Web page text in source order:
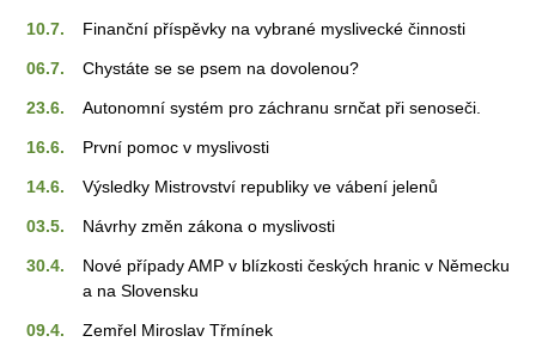
10.7. Finanční příspěvky na vybrané myslivecké činnosti
06.7. Chystáte se se psem na dovolenou?
23.6. Autonomní systém pro záchranu srnčat při senoseči.
16.6. První pomoc v myslivosti
14.6. Výsledky Mistrovství republiky ve vábení jelenů
03.5. Návrhy změn zákona o myslivosti
30.4.
Nové případy AMP v blízkosti českých hranic v Německu
a na Slovensku
09.4. Zemřel Miroslav Třmínek